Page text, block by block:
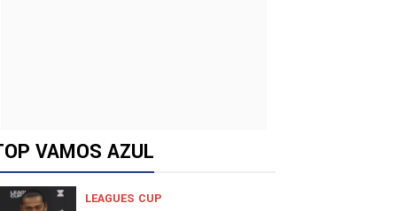
VAMOS AZUL
LEAGUES CUP